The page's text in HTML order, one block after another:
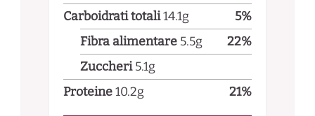
Carboidrati totali14.1g 5%
Fibra alimentare 5.5g 22%
Zuccheri 5.1g
Proteine10.2g 21%